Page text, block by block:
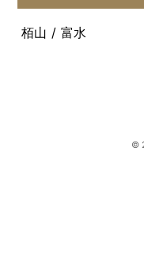
栢山 / 富水
©